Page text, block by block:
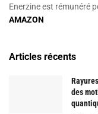
Enerzine est rémunéré
AMAZON
Articles récents
des